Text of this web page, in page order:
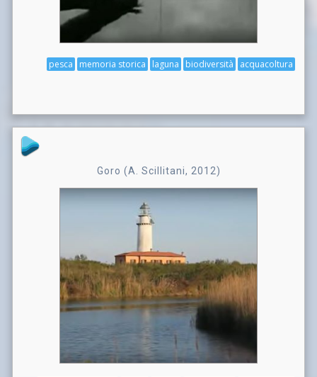
acquacoltura
biodiversità
laguna
memoria storica
pesca
Goro (A. Scillitani, 2012)